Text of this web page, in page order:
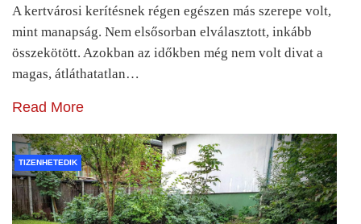
A kertvárosi kerítésnek régen egészen más szerepe volt,
mint manapság. Nem elsősorban elválasztott, inkább
összekötött. Azokban az időkben még nem volt divat a
magas, átláthatatlan…
Read More
TIZENHETEDIK